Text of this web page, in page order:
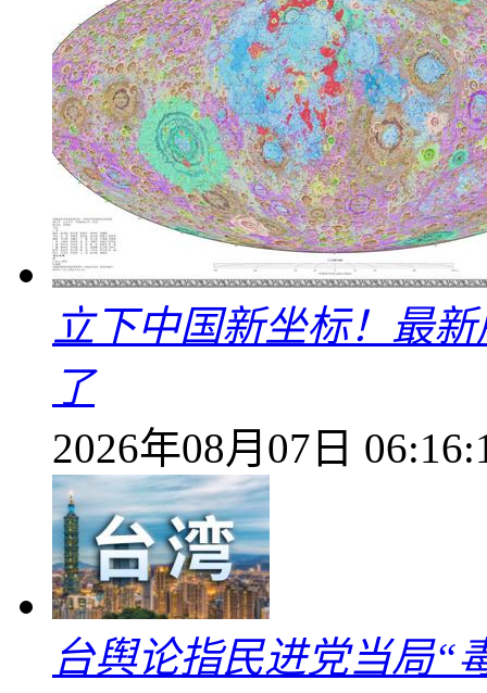
立下中国新坐标！最
了
2026年08月07日
台舆论指民进党当局“